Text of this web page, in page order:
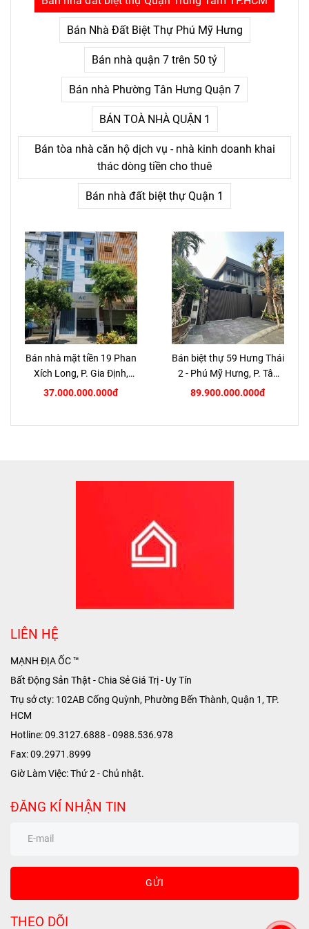
nỗi đau kéo dài không thấy
điểm kết.
Bán Nhà Đất Biệt Thự Phú Mỹ Hưng
Bán nhà quận 7 trên 50 tỷ
Bán nhà Phường Tân Hưng Quận 7
BÁN TOÀ NHÀ QUẬN 1
Bán tòa nhà căn hộ dịch vụ - nhà kinh doanh khai
thác dòng tiền cho thuê
Bán nhà đất biệt thự Quận 1
Bán nhà mặt tiền 19 Phan
Xích Long, P. Gia Định,
TP.HCM
37.000.000.000đ
Bán biệt thự 59 Hưng Thái
2 - Phú Mỹ Hưng, P. Tân
Hưng, Quận 7
89.900.000.000đ
LIÊN HỆ
MẠNH ĐỊA ỐC ™
Bất Động Sản Thật - Chia Sẻ Giá Trị - Uy Tín
Trụ sở cty: 102AB Cống Quỳnh, Phường Bến Thành, Quận 1, TP.
HCM
Hotline: 09.3127.6888 - 0988.536.978
Fax: 09.2971.8999
Giờ Làm Việc: Thứ 2 - Chủ nhật.
ĐĂNG KÍ NHẬN TIN
GỬI
THEO DÕI